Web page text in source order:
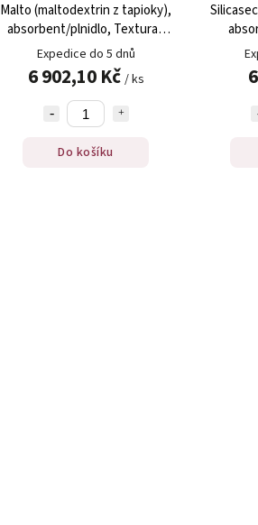
Malto (maltodextrin z tapioky),
absorbent/plnidlo, Texturas
Adriŕ Ferran, 1 kg
Expedice do 5 dnů
6 902,10 Kč / ks
Do košíku